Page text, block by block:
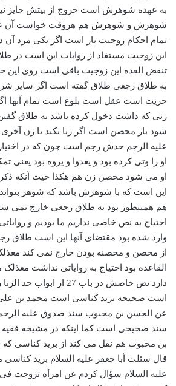
به عهده شوهرش است خروج از بیتش جایز
شوهرش و شوهرش هم هروقت خواست آن عمل
تمام احکام زوجیت بار است اگر یکی مرد
این زوجیت مستفاد از روایات این است در
تنقض العده این زوجیت باقی است روی این
به طلاق رجعی طلاق گفته است اگر سایر
حریت است عقل است بلوغ است تمام آنها
زنی که داشت دخول کرده باشد به طلاق
شود باز محصن است اگر زنا بکند با زن
علیه الرجم حدش رجم است چون که در
او را وتی کرده بود و یغدوا و یروه بود یعنی
او می شود محصن زن هم هکذا حیث آنکه
این است که با شوهرش باشد که شوهر بتواند
هم همینطور بود به طلاق رجعی خارج نمی
احتیاج به نص خاصی نداریم ما بودیم و
وارد شده بود مقتضای آنها این است طلاق
از محصن و محصنه بودن خارج نمی کند
القاعده بود احتیاج به روایاتی نداشت
دارد نص خاصش در باب 27 از
است صحیحه برید کناسی است محمد بن علی
عن الحسن بن محبوب سند صدوق علیه
سند صحیحی است کما اینکه در مشیخه
بن محبوب هم نقل می کند از برید کناسی که
قال سئلت أبا جعفر علیه السلام برید کناسی
علیه السلام سؤال کردم عن امرأه تزوجت